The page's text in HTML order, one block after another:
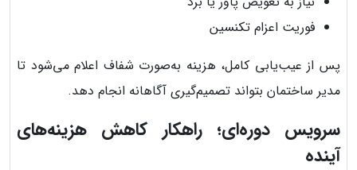
فوریت اعزام تکنسین
پس از عیب‌یابی کامل، هزینه به‌صورت شفاف اعلام می‌شود تا
مدیر ساختمان بتواند تصمیم‌گیری آگاهانه انجام دهد.
سرویس دوره‌ای؛ راهکار کاهش هزینه‌های
آینده